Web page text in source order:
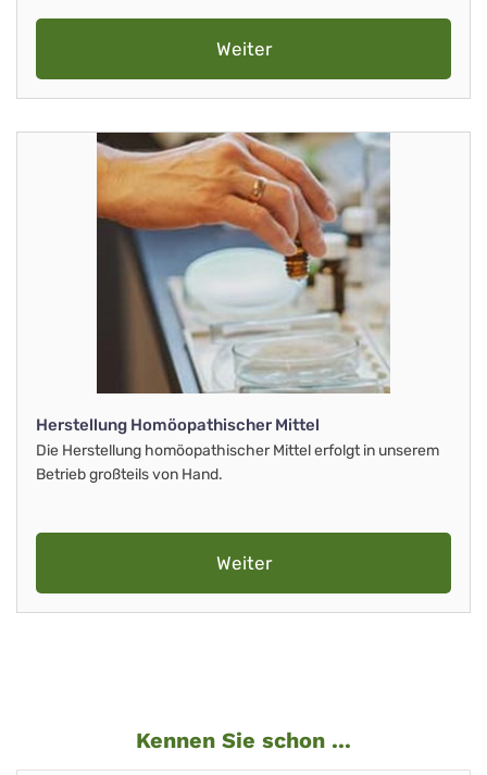
Weiter
Herstellung Homöopathischer Mittel
Die Herstellung homöopathischer Mittel erfolgt in unserem
Betrieb großteils von Hand.
Weiter
Kennen Sie schon ...